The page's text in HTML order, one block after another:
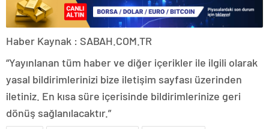
Haber Kaynak : SABAH.COM.TR
“Yayınlanan tüm haber ve diğer içerikler ile ilgili olarak
yasal bildirimlerinizi bize iletişim sayfası üzerinden
iletiniz. En kısa süre içerisinde bildirimlerinize geri
dönüş sağlanılacaktır.”